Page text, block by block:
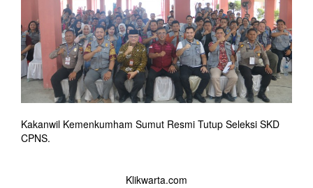
Kakanwil Kemenkumham Sumut Resmi Tutup Seleksi SKD
CPNS.
Klikwarta.com